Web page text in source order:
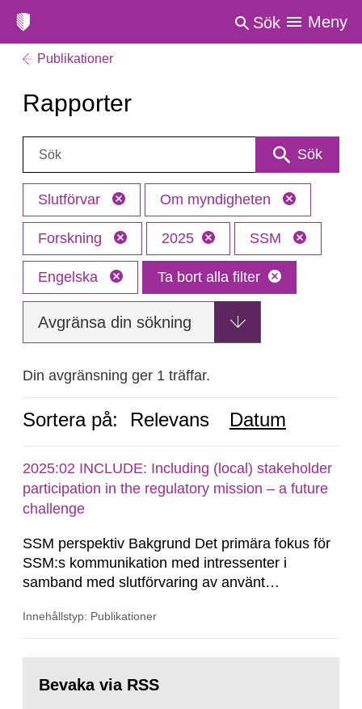
Sök Meny
Publikationer
Rapporter
Sök: Sök
Slutförvar Om myndigheten
Forskning 2025 SSM
Engelska Ta bort alla filter
Avgränsa din sökning
Din avgränsning ger 1 träffar.
Sortera på: Relevans Datum
2025:02 INCLUDE: Including (local) stakeholder
participation in the regulatory mission – a future
challenge
SSM perspektiv Bakgrund Det primära fokus för
SSM:s kommunikation med intressenter i
samband med slutförvaring av använt
legat på formella samrådsprocesser kring den
tillståndsansökningar enligt kärntekniklagen.
Innehållstyp: Publikationer
sida:Bevaka via RSS